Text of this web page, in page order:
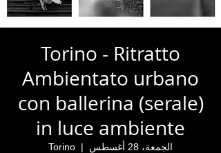
Torino - Ritratto
Ambientato urbano
con ballerina (serale)
in luce ambiente
الجمعة، 28 أغسطس
  |
Torino